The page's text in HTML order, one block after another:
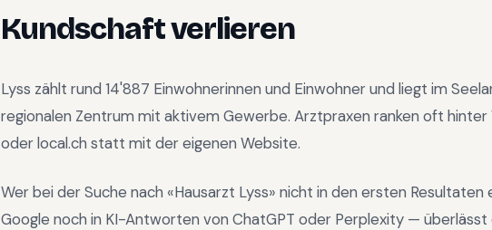
Kundschaft verlieren
Lyss zählt rund 14'887 Einwohnerinnen und Einwohner und liegt im
regionalen Zentrum mit aktivem Gewerbe. Arztpraxen ranken oft
oder local.ch statt mit der eigenen Website.
Wer bei der Suche nach «Hausarzt Lyss» nicht in den ersten
Google noch in KI-Antworten von ChatGPT oder Perplexity —